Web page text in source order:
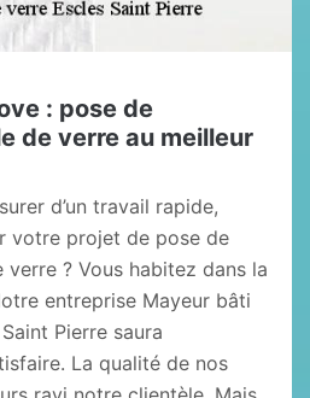
: pose de
de verre au meilleur
d’un travail rapide,
votre projet de pose de
? Vous habitez dans la
entreprise Mayeur bâti
Pierre saura
La qualité de nos